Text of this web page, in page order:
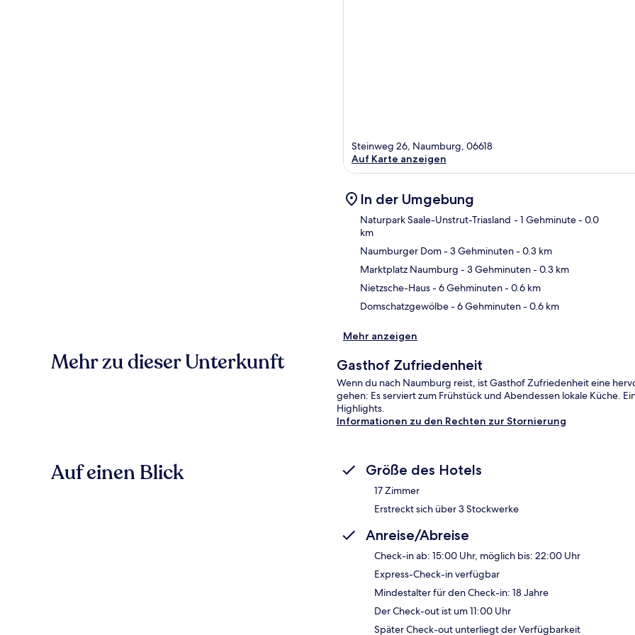
Steinweg 26, Naumburg, 06618
Auf Karte anzeigen
In der Umgebung
Naturpark Saale-Unstrut-Triasland - 1 Gehminute- 0.0
km
Naumburger Dom- 3 Gehminuten- 0.3 km
Marktplatz Naumburg - 3 Gehminuten- 0.3 km
Nietzsche-Haus- 6 Gehminuten- 0.6 km
Domschatzgewölbe- 6 Gehminuten- 0.6 km
Mehr anzeigen
Mehr zu dieser Unterkunft Gasthof Zufriedenheit
Wenn du nach Naumburg reist, ist Gasthof Zufriedenheit eine
gehen: Es serviert zum Frühstück und Abendessen lokale Küche.
Highlights.
Informationen zu den Rechten zur Stornierung
Auf einen Blick Größe des Hotels
17 Zimmer
Erstreckt sich über 3 Stockwerke
Anreise/Abreise
Check-in ab: 15:00 Uhr, möglich bis: 22:00 Uhr
Express-Check-in verfügbar
Mindestalter für den Check-in: 18 Jahre
Der Check-out ist um 11:00 Uhr
Später Check-out unterliegt der Verfügbarkeit